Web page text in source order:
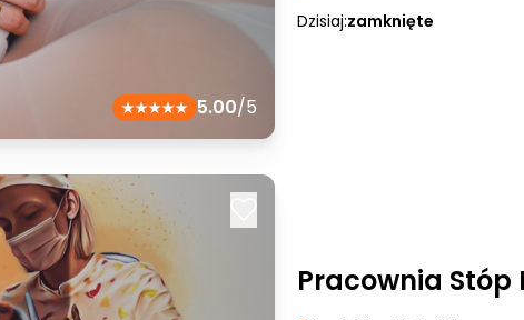
5.00/5
Dzisiaj:zamknięte
Pracownia Stóp